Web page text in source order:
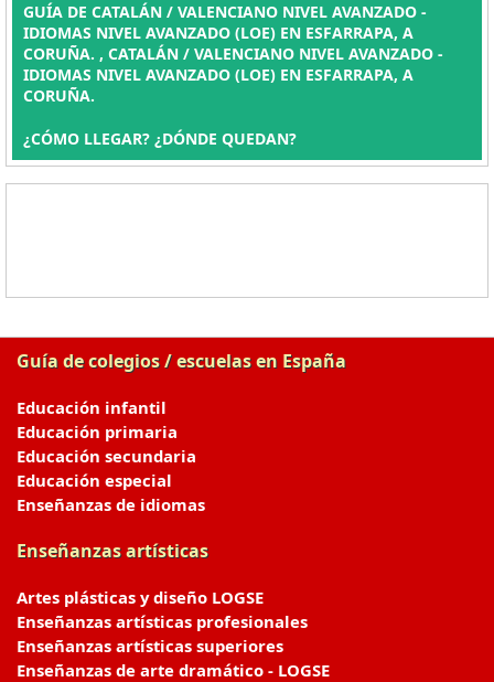
GUÍA DE CATALÁN / VALENCIANO NIVEL AVANZADO -
IDIOMAS NIVEL AVANZADO (LOE) EN ESFARRAPA, A
CORUÑA. , CATALÁN / VALENCIANO NIVEL AVANZADO -
IDIOMAS NIVEL AVANZADO (LOE) EN ESFARRAPA, A
CORUÑA.
¿CÓMO LLEGAR? ¿DÓNDE QUEDAN?
Guía de colegios / escuelas en España
Educación infantil
Educación primaria
Educación secundaria
Educación especial
Enseñanzas de idiomas
Enseñanzas artísticas
Artes plásticas y diseño LOGSE
Enseñanzas artísticas profesionales
Enseñanzas artísticas superiores
Enseñanzas de arte dramático - LOGSE